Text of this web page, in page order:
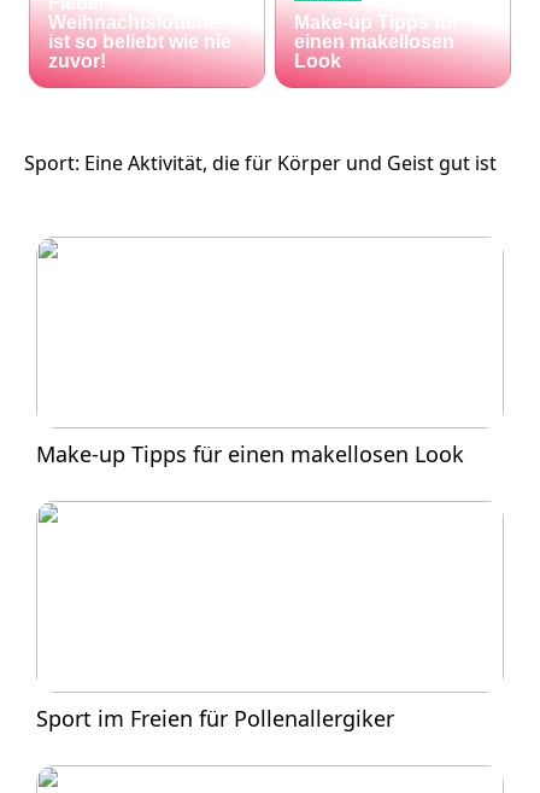
Weihnachtslotterie
ist so beliebt wie nie
zuvor!
Make-up Tipps für
einen makellosen
Look
Sport: Eine Aktivität, die für Körper und Geist gut ist
Make-up Tipps für einen makellosen Look
Sport im Freien für Pollenallergiker